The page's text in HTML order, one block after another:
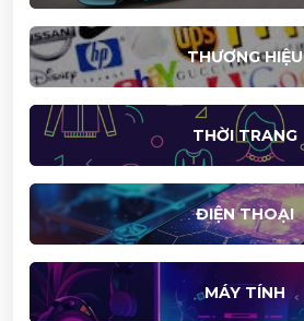
THƯƠNG HIỆU
THỜI TRANG
ĐIỆN THOẠI
MÁY TÍNH